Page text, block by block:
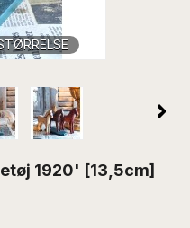
1920' [13,5cm]